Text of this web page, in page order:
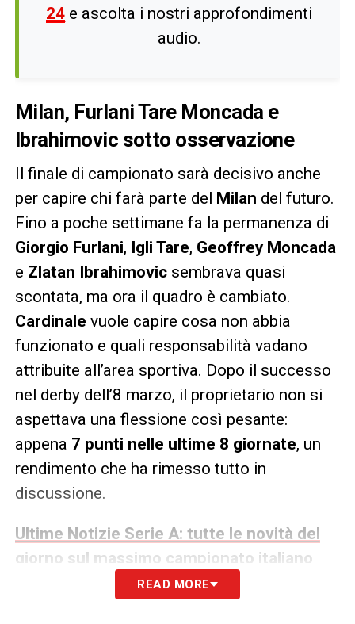
24 e ascolta i nostri approfondimenti
audio.
Milan, Furlani Tare Moncada e
Ibrahimovic sotto osservazione
Il finale di campionato sarà decisivo anche
per capire chi farà parte del Milan del futuro.
Fino a poche settimane fa la permanenza di
Giorgio Furlani, Igli Tare, Geoffrey Moncada
e Zlatan Ibrahimovicsembrava quasi
scontata, ma ora il quadro è cambiato.
Cardinale vuole capire cosa non abbia
funzionato e quali responsabilità vadano
attribuite all’area sportiva. Dopo il successo
nel derby dell’8 marzo, il proprietario non si
aspettava una flessione così pesante:
appena 7 punti nelle ultime 8 giornate, un
rendimento che ha rimesso tutto in
discussione.
Ultime Notizie Serie A: tutte le novità del
giorno sul massimo campionato italiano
Milan, Allegri resta stimato ma
READ MORE